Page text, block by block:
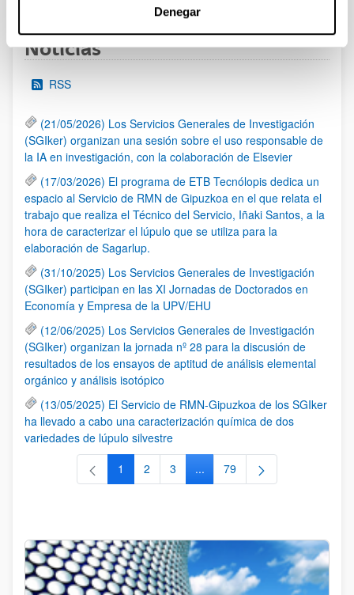
Denegar
Noticias
RSS
(21/05/2026) Los Servicios Generales de Investigación
(SGIker) organizan una sesión sobre el uso responsable de
la IA en investigación, con la colaboración de Elsevier
(17/03/2026) El programa de ETB Tecnólopis dedica un
espacio al Servicio de RMN de Gipuzkoa en el que relata el
trabajo que realiza el Técnico del Servicio, Iñaki Santos, a la
hora de caracterizar el lúpulo que se utiliza para la
elaboración de Sagarlup.
(31/10/2025) Los Servicios Generales de Investigación
(SGIker) participan en las XI Jornadas de Doctorados en
Economía y Empresa de la UPV/EHU
(12/06/2025) Los Servicios Generales de Investigación
(SGIker) organizan la jornada nº 28 para la discusión de
resultados de los ensayos de aptitud de análisis elemental
orgánico y análisis isotópico
(13/05/2025) El Servicio de RMN-Gipuzkoa de los SGIker
ha llevado a cabo una caracterización química de dos
variedades de lúpulo silvestre
Página
1 Página
2 Página
3 ...Páginas intermedias Use TAB
Página
79